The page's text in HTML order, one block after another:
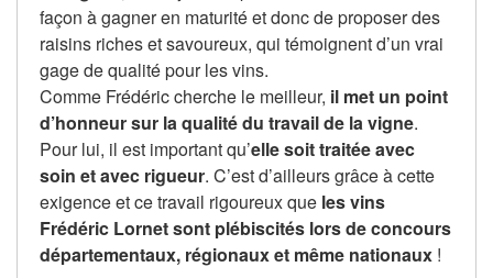
façon à gagner en maturité et donc de proposer des
raisins riches et savoureux, qui témoignent d’un vrai
gage de qualité pour les vins.
Comme Frédéric cherche le meilleur, il met un point
d’honneur sur la qualité du travail de la vigne.
Pour lui, il est important qu’elle soit traitée avec
soin et avec rigueur. C’est d’ailleurs grâce à cette
exigence et ce travail rigoureux que les vins
Frédéric Lornet sont plébiscités lors de concours
départementaux, régionaux et même nationaux !